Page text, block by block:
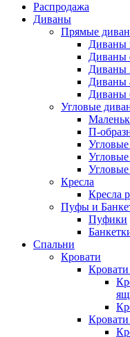
Распродажа
Диваны
Прямые
Диваны
Диваны
Диваны
Диваны
Диваны
Угловые
П-
Кресла
Кресла
Пуфы и
Пуфики
Спальни
Кровати